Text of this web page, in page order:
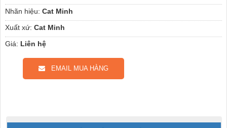
Nhãn hiệu: Cat Minh
Xuất xứ: Cat Minh
Giá: Liên hệ
EMAIL MUA HÀNG